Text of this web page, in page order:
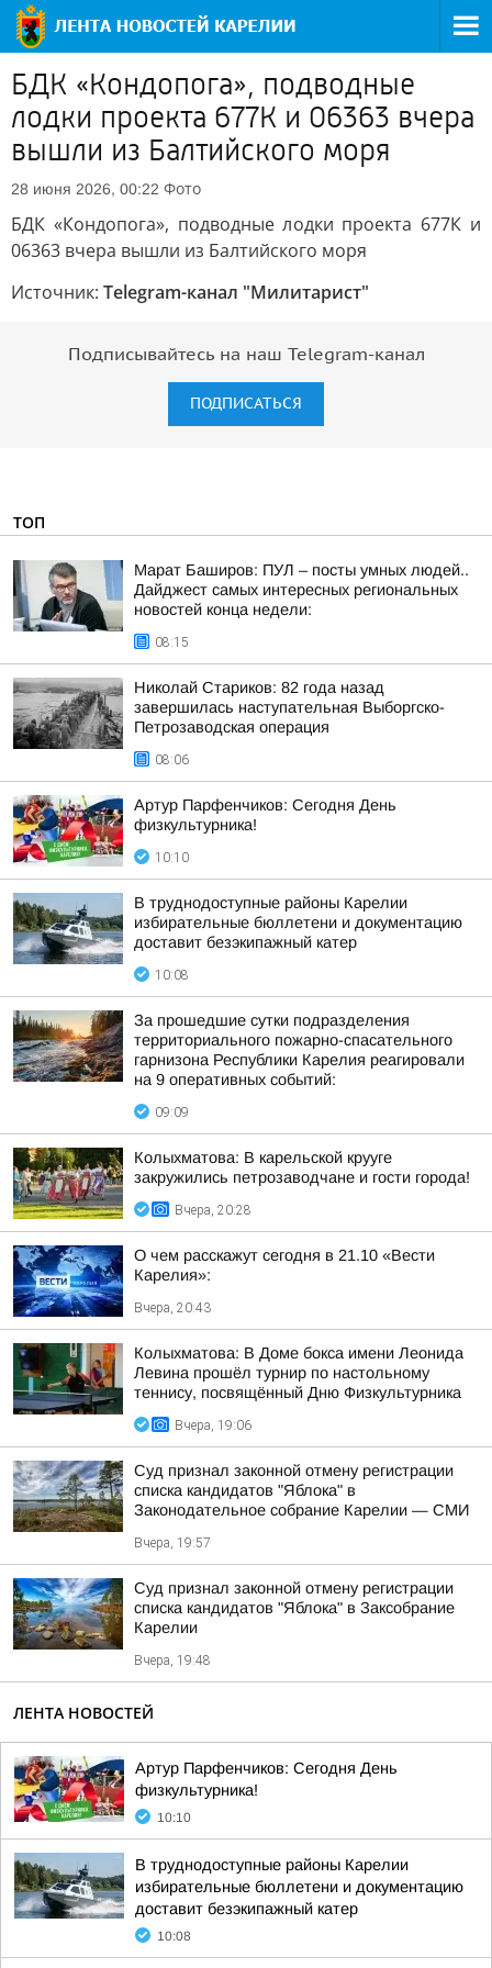
БДК «Кондопога», подводные
лодки проекта 677К и 06363 вчера
вышли из Балтийского моря
28 июня 2026, 00:22 Фото
БДК «Кондопога», подводные лодки проекта 677К и
06363 вчера вышли из Балтийского моря
Источник: Telegram-канал "Милитарист"
Подписывайтесь на наш Telegram-канал
ПОДПИСАТЬСЯ
ТОП
Марат Баширов: ПУЛ – посты умных людей..
Дайджест самых интересных региональных
новостей конца недели:
08:15
Николай Стариков: 82 года назад
завершилась наступательная Выборгско-
Петрозаводская операция
08:06
Артур Парфенчиков: Сегодня День
физкультурника!
10:10
В труднодоступные районы Карелии
избирательные бюллетени и документацию
доставит безэкипажный катер
10:08
За прошедшие сутки подразделения
территориального пожарно-спасательного
гарнизона Республики Карелия реагировали
на 9 оперативных событий:
09:09
Колыхматова: В карельской крууге
закружились петрозаводчане и гости города!
Вчера, 20:28
О чем расскажут сегодня в 21.10 «Вести
Карелия»:
Вчера, 20:43
Колыхматова: В Доме бокса имени Леонида
Левина прошёл турнир по настольному
теннису, посвящённый Дню Физкультурника
Вчера, 19:06
Суд признал законной отмену регистрации
списка кандидатов "Яблока" в
Законодательное собрание Карелии — СМИ
Вчера, 19:57
Суд признал законной отмену регистрации
списка кандидатов "Яблока" в Заксобрание
Карелии
Вчера, 19:48
ЛЕНТА НОВОСТЕЙ
Артур Парфенчиков: Сегодня День
физкультурника!
10:10
В труднодоступные районы Карелии
избирательные бюллетени и документацию
доставит безэкипажный катер
10:08